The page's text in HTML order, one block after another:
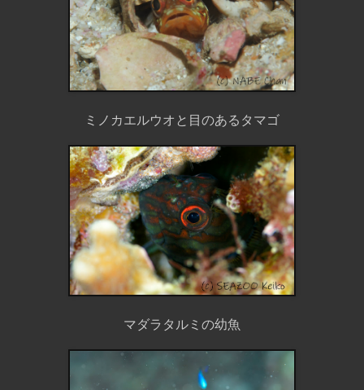
ミノカエルウオと目のあるタマゴ
マダラタルミの幼魚